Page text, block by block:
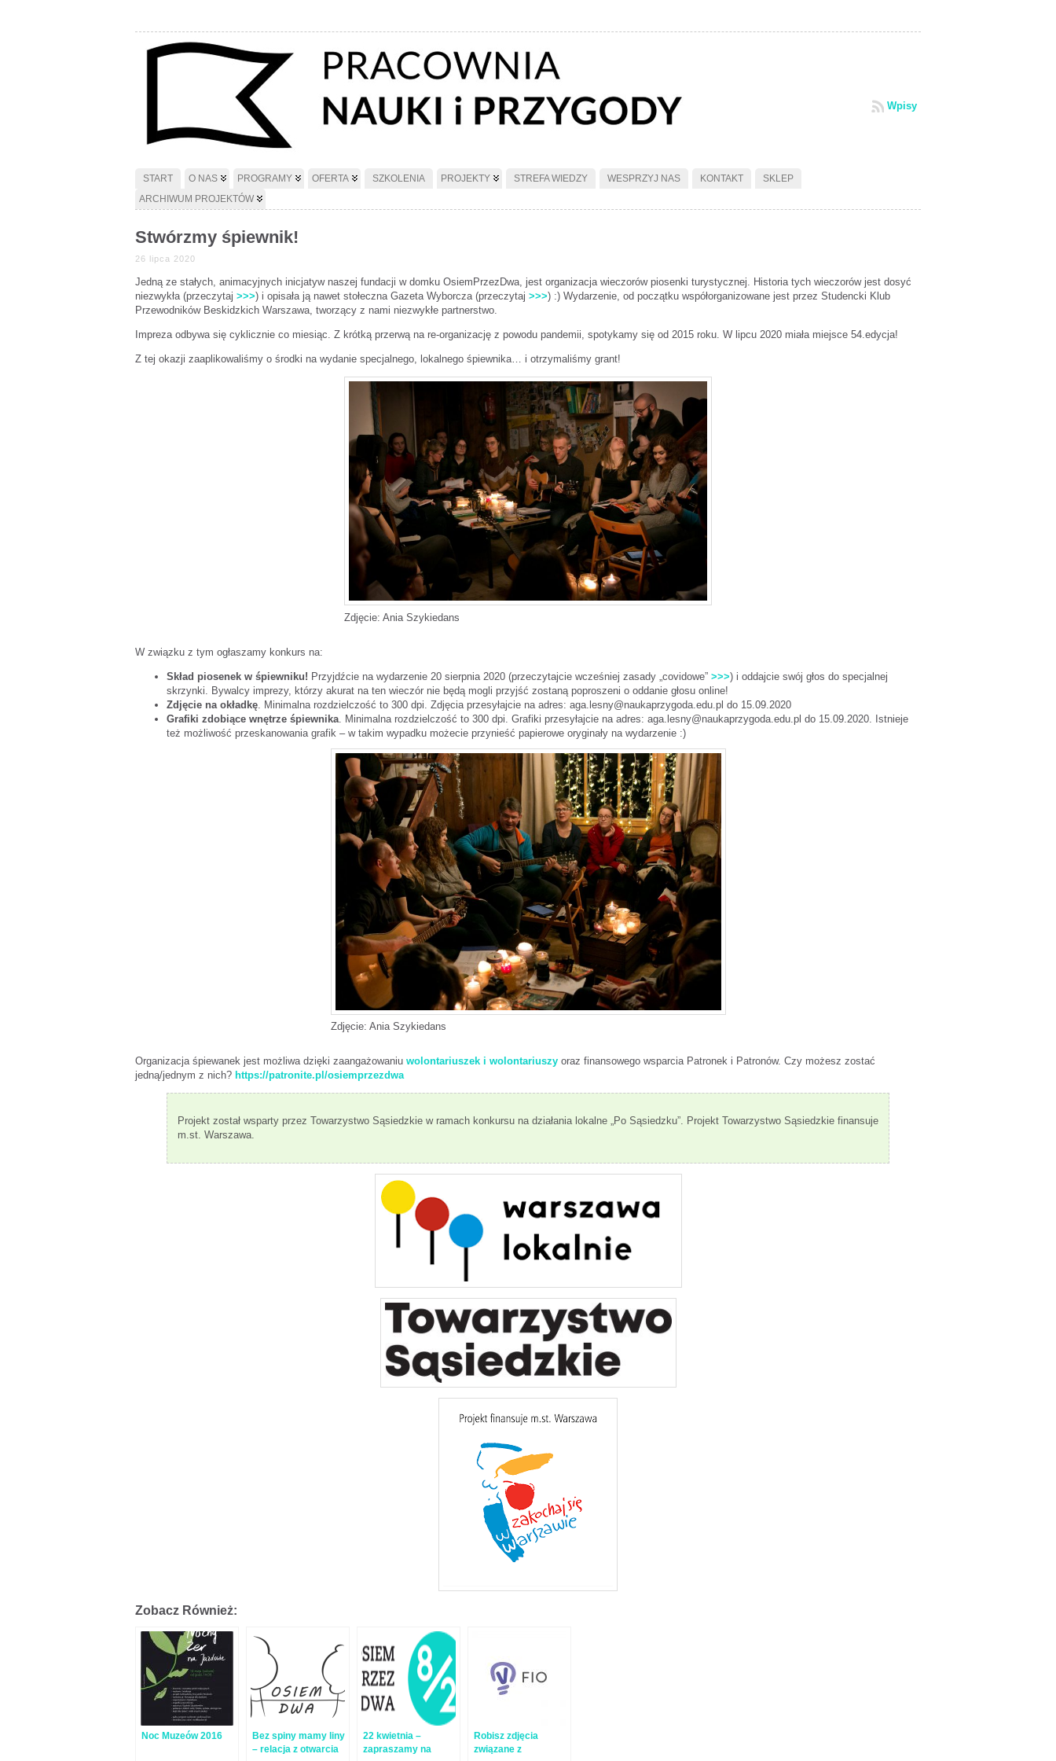
Wpisy
START O NAS PROGRAMY OFERTA SZKOLENIA PROJEKTY STREFA WIEDZY WESPRZYJ NAS KONTAKT
SKLEP
ARCHIWUM PROJEKTÓW
Stwórzmy śpiewnik!
26 lipca 2020
Jedną ze stałych, animacyjnych inicjatyw naszej fundacji w domku OsiemPrzezDwa, jest organizacja wieczorów piosenki turystycznej. Historia tych wieczorów jest dosyć
niezwykła (przeczytaj >>>) i opisała ją nawet stołeczna Gazeta Wyborcza (przeczytaj >>>) :) Wydarzenie, od początku współorganizowane jest przez Studencki Klub
Przewodników Beskidzkich Warszawa, tworzący z nami niezwykłe partnerstwo.
Impreza odbywa się cyklicznie co miesiąc. Z krótką przerwą na re-organizację z powodu pandemii, spotykamy się od 2015 roku. W lipcu 2020 miała miejsce 54.edycja!
Z tej okazji zaaplikowaliśmy o środki na wydanie specjalnego, lokalnego śpiewnika… i otrzymaliśmy grant!
Zdjęcie: Ania Szykiedans
W związku z tym ogłaszamy konkurs na:
Skład piosenek w śpiewniku! Przyjdźcie na wydarzenie 20 sierpnia 2020 (przeczytajcie wcześniej zasady „covidowe” >>>) i oddajcie swój głos do specjalnej
skrzynki. Bywalcy imprezy, którzy akurat na ten wieczór nie będą mogli przyjść zostaną poproszeni o oddanie głosu online!
Zdjęcie na okładkę . Minimalna rozdzielczość to 300 dpi. Zdjęcia przesyłajcie na adres: aga.lesny@naukaprzygoda.edu.pl do 15.09.2020
Grafiki zdobiące wnętrze śpiewnika . Minimalna rozdzielczość to 300 dpi. Grafiki przesyłajcie na adres: aga.lesny@naukaprzygoda.edu.pl do 15.09.2020. Istnieje
też możliwość przeskanowania grafik – w takim wypadku możecie przynieść papierowe oryginały na wydarzenie :)
Zdjęcie: Ania Szykiedans
Organizacja śpiewanek jest możliwa dzięki zaangażowaniu wolontariuszek i wolontariuszy oraz finansowego wsparcia Patronek i Patronów. Czy możesz zostać
jedną/jednym z nich? https://patronite.pl/osiemprzezdwa
Projekt został wsparty przez Towarzystwo Sąsiedzkie w ramach konkursu na działania lokalne „Po Sąsiedzku”. Projekt Towarzystwo Sąsiedzkie finansuje
m.st. Warszawa.
Zobacz Również:
Noc Muzeów 2016
Bez spiny mamy liny
– relacja z otwarcia
22 kwietnia –
zapraszamy na
Robisz zdjęcia
związane z